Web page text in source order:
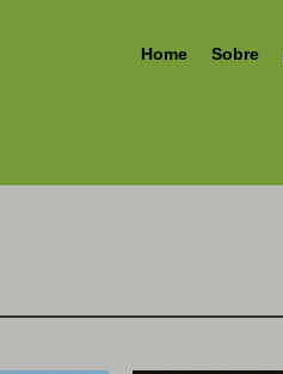
Home Sobre